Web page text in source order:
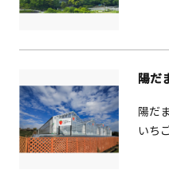
ら都
根
乗り
で到
陽だ
いち